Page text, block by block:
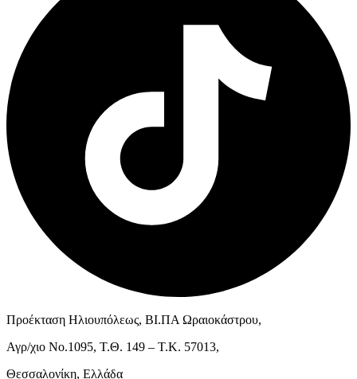
Προέκταση Ηλιουπόλεως, ΒΙ.ΠΑ Ωραιοκάστρου,
Αγρ/χιο Νο.1095, Τ.Θ. 149 – Τ.Κ. 57013,
Θεσσαλονίκη, Ελλάδα